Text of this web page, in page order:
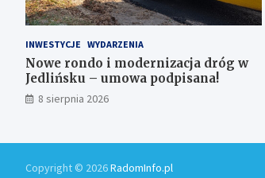
INWESTYCJE WYDARZENIA
Nowe rondo i modernizacja dróg w
Jedlińsku – umowa podpisana!
8 sierpnia 2026
Copyright © 2026RadomInfo.pl